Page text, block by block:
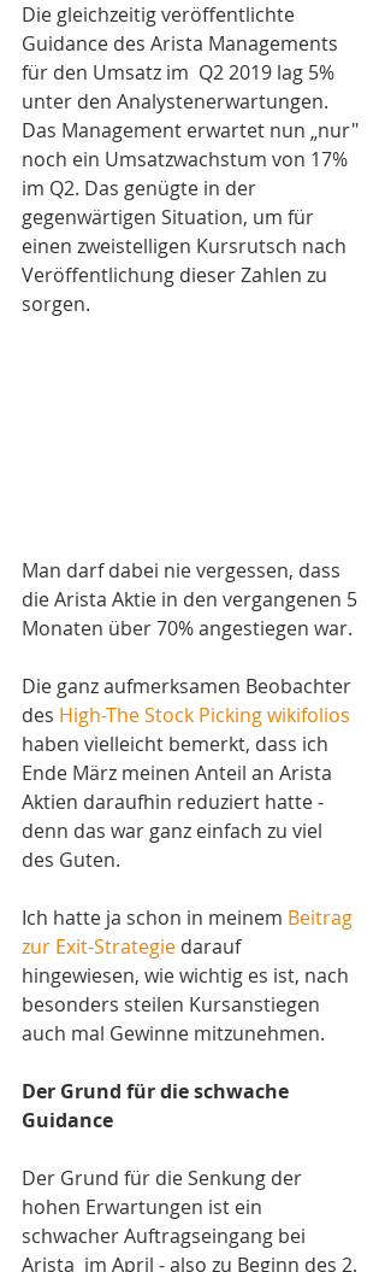
Die gleichzeitig veröffentlichte
Guidance des Arista Managements
für den Umsatz im  Q2 2019 lag 5%
unter den Analystenerwartungen.
Das Management erwartet nun „nur"
noch ein Umsatzwachstum von 17%
im Q2. Das genügte in der
gegenwärtigen Situation, um für
einen zweistelligen Kursrutsch nach
Veröffentlichung dieser Zahlen zu
sorgen.
Man darf dabei nie vergessen, dass
die Arista Aktie in den vergangenen 5
Monaten über 70% angestiegen war.
Die ganz aufmerksamen Beobachter
des High-The Stock Picking wikifolios
haben vielleicht bemerkt, dass ich
Ende März meinen Anteil an Arista
Aktien daraufhin reduziert hatte -
denn das war ganz einfach zu viel
des Guten.
Ich hatte ja schon in meinem Beitrag
zur Exit-Strategie darauf
hingewiesen, wie wichtig es ist, nach
besonders steilen Kursanstiegen
auch mal Gewinne mitzunehmen.
Der Grund für die schwache
Guidance
Der Grund für die Senkung der
hohen Erwartungen ist ein
schwacher Auftragseingang bei
Arista  im April - also zu Beginn des 2.